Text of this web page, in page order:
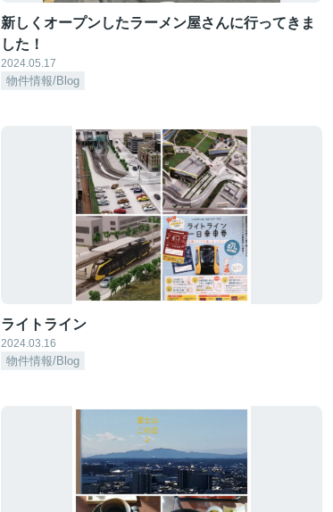
新しくオープンしたラーメン屋さんに行ってきま
した！
2024.05.17
物件情報/Blog
ライトライン
2024.03.16
物件情報/Blog